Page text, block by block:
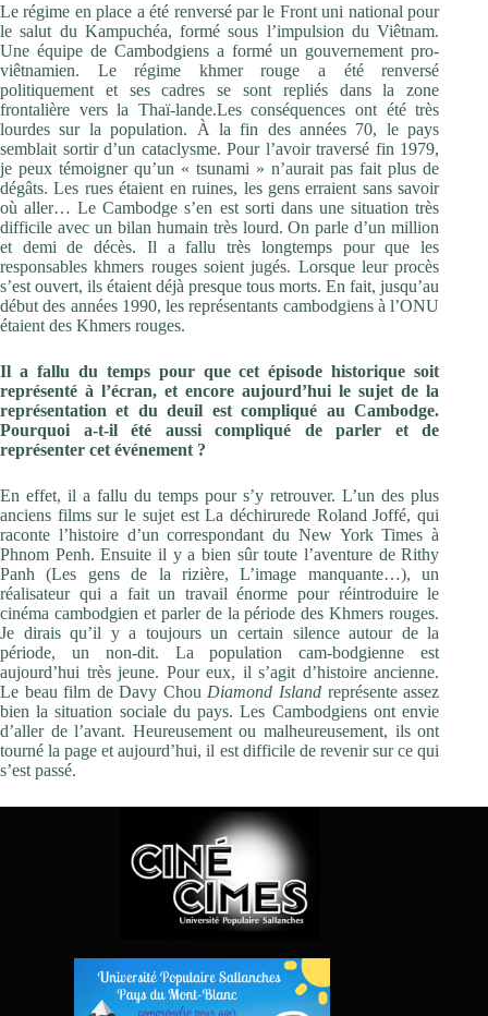
Le régime en place a été renversé par le Front uni national pour
le salut du Kampuchéa, formé sous l’impulsion du Viêtnam.
Une équipe de Cambodgiens a formé un gouvernement pro-
viêtnamien. Le régime khmer rouge a été renversé
politiquement et ses cadres se sont repliés dans la zone
frontalière vers la Thaï-lande.Les conséquences ont été très
lourdes sur la population. À la fin des années 70, le pays
semblait sortir d’un cataclysme. Pour l’avoir traversé fin 1979,
je peux témoigner qu’un « tsunami » n’aurait pas fait plus de
dégâts. Les rues étaient en ruines, les gens erraient sans savoir
où aller… Le Cambodge s’en est sorti dans une situation très
difficile avec un bilan humain très lourd. On parle d’un million
et demi de décès. Il a fallu très longtemps pour que les
responsables khmers rouges soient jugés. Lorsque leur procès
s’est ouvert, ils étaient déjà presque tous morts. En fait, jusqu’au
début des années 1990, les représentants cambodgiens à l’ONU
étaient des Khmers rouges.
Il a fallu du temps pour que cet épisode historique soit
représenté à l’écran, et encore aujourd’hui le sujet de la
représentation et du deuil est compliqué au Cambodge.
Pourquoi a-t-il été aussi compliqué de parler et de
représenter cet événement ?
En effet, il a fallu du temps pour s’y retrouver. L’un des plus
anciens films sur le sujet est La déchirurede Roland Joffé, qui
raconte l’histoire d’un correspondant du New York Times à
Phnom Penh. Ensuite il y a bien sûr toute l’aventure de Rithy
Panh (Les gens de la rizière, L’image manquante…), un
réalisateur qui a fait un travail énorme pour réintroduire le
cinéma cambodgien et parler de la période des Khmers rouges.
Je dirais qu’il y a toujours un certain silence autour de la
période, un non-dit. La population cam-bodgienne est
aujourd’hui très jeune. Pour eux, il s’agit d’histoire ancienne.
Le beau film de Davy Chou Diamond Island représente assez
bien la situation sociale du pays. Les Cambodgiens ont envie
d’aller de l’avant. Heureusement ou malheureusement, ils ont
tourné la page et aujourd’hui, il est difficile de revenir sur ce qui
s’est passé.